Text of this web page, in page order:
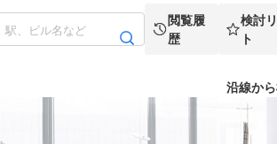
閲覧履
歴
検討
ト
沿線か